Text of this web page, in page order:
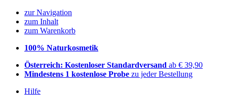
zur Navigation
zum Inhalt
zum Warenkorb
100% Naturkosmetik
Österreich: Kostenloser Standardversand ab € 39,90
Mindestens 1 kostenlose Probe zu jeder Bestellung
Hilfe